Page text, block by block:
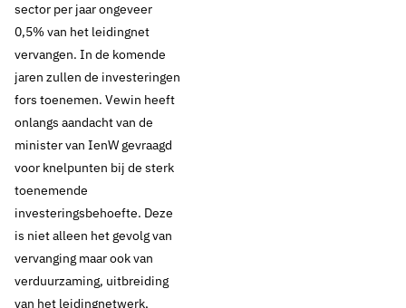
Drinkwaterkwaliteit
Financiën, doelmatigheid en statistiek
sector per jaar ongeveer
0,5% van het leidingnet
vervangen. In de komende
jaren zullen de investeringen
fors toenemen. Vewin heeft
onlangs aandacht van de
minister van IenW gevraagd
voor knelpunten bij de sterk
toenemende
investeringsbehoefte. Deze
is niet alleen het gevolg van
vervanging maar ook van
verduurzaming, uitbreiding
van het leidingnetwerk,